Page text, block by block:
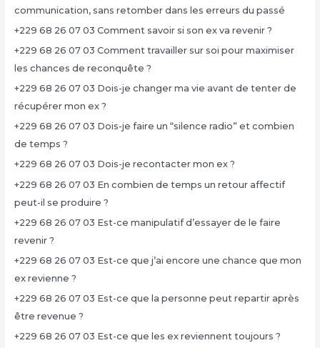
communication, sans retomber dans les erreurs du passé
+229 68 26 07 03 Comment savoir si son ex va revenir ?
+229 68 26 07 03 Comment travailler sur soi pour maximiser
les chances de reconquête ?
+229 68 26 07 03 Dois-je changer ma vie avant de tenter de
récupérer mon ex ?
+229 68 26 07 03 Dois-je faire un “silence radio” et combien
de temps ?
+229 68 26 07 03 Dois-je recontacter mon ex ?
+229 68 26 07 03 En combien de temps un retour affectif
peut-il se produire ?
+229 68 26 07 03 Est-ce manipulatif d’essayer de le faire
revenir ?
+229 68 26 07 03 Est-ce que j’ai encore une chance que mon
ex revienne ?
+229 68 26 07 03 Est-ce que la personne peut repartir après
être revenue ?
+229 68 26 07 03 Est-ce que les ex reviennent toujours ?